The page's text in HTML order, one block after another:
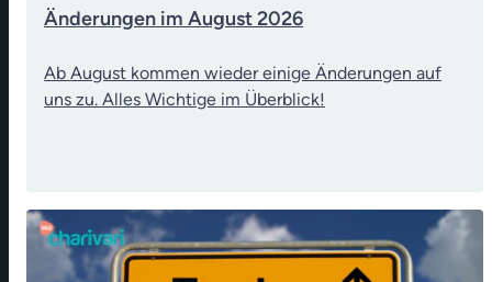
Änderungen im August 2026
Ab August kommen wieder einige Änderungen auf
uns zu. Alles Wichtige im Überblick!